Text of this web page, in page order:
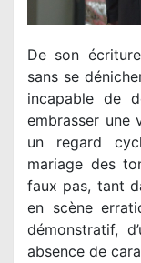
De son
sans se
incapable de
embrasser une
un regard
mariage des
faux pas, tant
en scène
démonstratif,
absence de